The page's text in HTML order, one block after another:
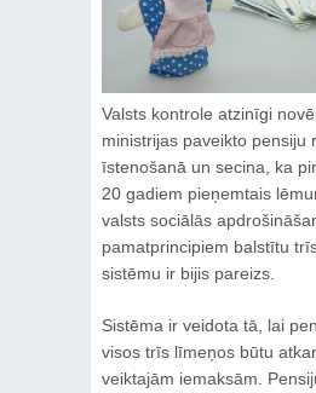
Valsts kontrole atzinīgi
ministrijas paveikto pensiju
īstenošanā un secina, ka
20 gadiem pieņemtais
valsts sociālās
pamatprincipiem balstītu
sistēmu ir bijis pareizs.
Sistēma ir veidota tā, lai
visos trīs līmeņos būtu
veiktajām iemaksām.